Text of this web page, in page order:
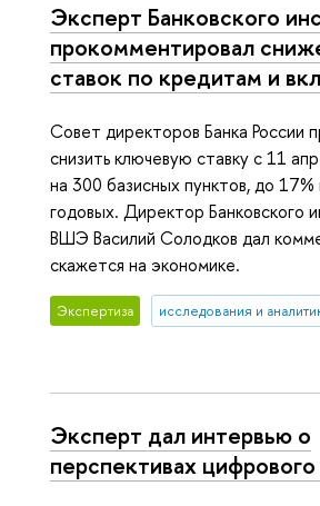
Эксперт Банковского
прокомментировал
ставок по кредитам и
Совет директоров Банка России
снизить ключевую ставку с 11
на 300 базисных пунктов, до
годовых. Директор Банковского
ВШЭ Василий Солодков дал
скажется на экономике.
Экспертиза исследования и
Эксперт дал интервью о
перспективах цифрового